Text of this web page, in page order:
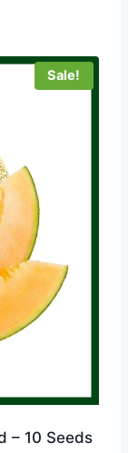
Sale!
– 10 Seeds